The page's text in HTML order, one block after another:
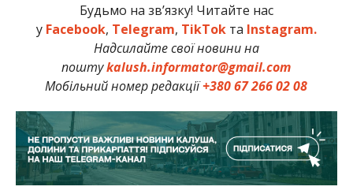
Будьмо на зв’язку! Читайте нас
у Facebook, Telegram, TikTokта Instagram.
Надсилайте свої новини на
поштуkalush.informator@gmail.com
Мобільний номер редакції+380 67 266 02 08